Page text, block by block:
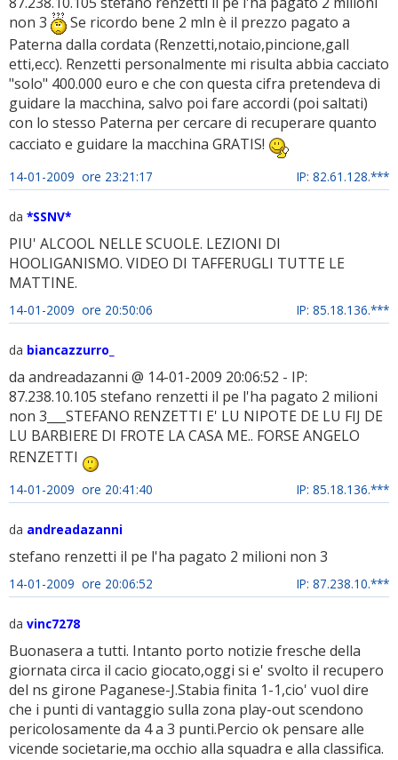
non 3
Se ricordo bene 2 mln è il prezzo pagato a
Paterna dalla cordata (Renzetti,notaio,pincione,gall
etti,ecc). Renzetti personalmente mi risulta abbia cacciato
"solo" 400.000 euro e che con questa cifra pretendeva di
guidare la macchina, salvo poi fare accordi (poi saltati)
con lo stesso Paterna per cercare di recuperare quanto
cacciato e guidare la macchina GRATIS!
14-01-2009 ore 23:21:17 IP: 82.61.128.***
da *SSNV*
PIU' ALCOOL NELLE SCUOLE. LEZIONI DI
HOOLIGANISMO. VIDEO DI TAFFERUGLI TUTTE LE
MATTINE.
14-01-2009 ore 20:50:06 IP: 85.18.136.***
da biancazzurro_
da andreadazanni @ 14-01-2009 20:06:52 - IP:
87.238.10.105 stefano renzetti il pe l'ha pagato 2 milioni
non 3___STEFANO RENZETTI E' LU NIPOTE DE LU FIJ DE
LU BARBIERE DI FROTE LA CASA ME.. FORSE ANGELO
RENZETTI
14-01-2009 ore 20:41:40 IP: 85.18.136.***
da andreadazanni
stefano renzetti il pe l'ha pagato 2 milioni non 3
14-01-2009 ore 20:06:52 IP: 87.238.10.***
da vinc7278
Buonasera a tutti. Intanto porto notizie fresche della
giornata circa il cacio giocato,oggi si e' svolto il recupero
del ns girone Paganese-J.Stabia finita 1-1,cio' vuol dire
che i punti di vantaggio sulla zona play-out scendono
pericolosamente da 4 a 3 punti.Percio ok pensare alle
vicende societarie,ma occhio alla squadra e alla classifica.